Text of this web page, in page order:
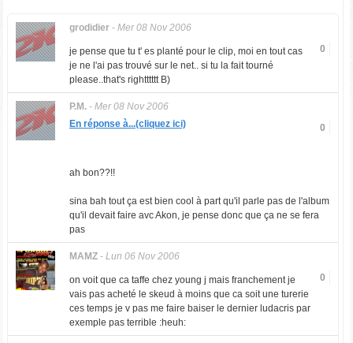
grodidier- Mer 08 Nov 2006
0
je pense que tu t' es planté pour le clip, moi en tout cas
je ne l'ai pas trouvé sur le net.. si tu la fait tourné
please..that's rightttttt B)
P.M.- Mer 08 Nov 2006
0
En réponse à...(cliquez ici)
ah bon??!!
sina bah tout ça est bien cool à part qu'il parle pas de l'album
qu'il devait faire avc Akon, je pense donc que ça ne se fera
pas
MAMZ- Lun 06 Nov 2006
0
on voit que ca taffe chez young j mais franchement je
vais pas acheté le skeud à moins que ca soit une turerie
ces temps je v pas me faire baiser le dernier ludacris par
exemple pas terrible :heuh: